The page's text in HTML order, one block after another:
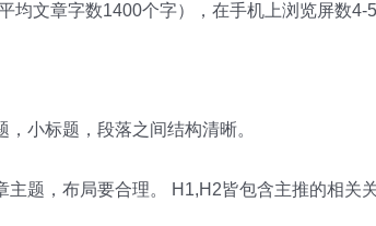
均文章字数1400个字），在手机上浏览屏数4-
小标题，段落之间结构清晰。
题，布局要合理。 H1,H2皆包含主推的相关关